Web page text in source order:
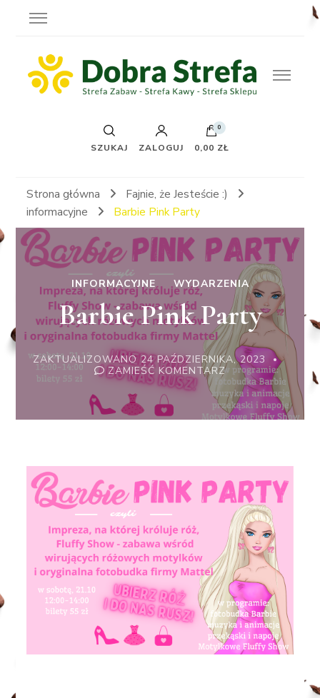
SZUKAJ ZALOGUJ
0
0,00 ZŁ
Strona główna
Fajnie, że Jesteście :)
informacyjne
Barbie Pink Party
INFORMACYJNE WYDARZENIA
Barbie Pink Party
ZAKTUALIZOWANO24 PAŹDZIERNIKA, 2023
ZAMIEŚĆ KOMENTARZWE
WPISIE
BARBIE
PINK
PARTY